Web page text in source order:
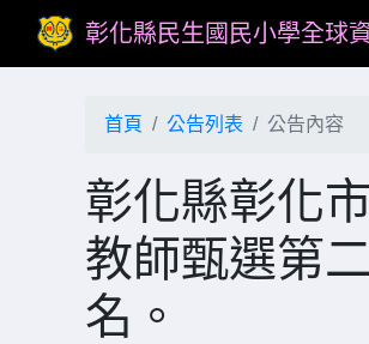
彰化縣民生國民小學全球
首頁 公告列表 公告內容
彰化縣彰化
教師甄選第
名。